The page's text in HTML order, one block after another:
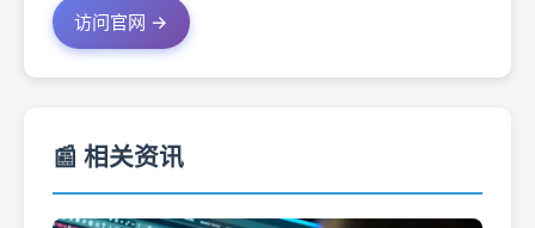
访问官网 →
📰 相关资讯